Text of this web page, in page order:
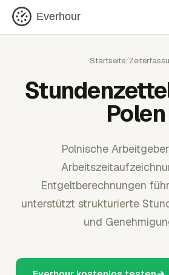
Everhour
Startseite/
Polen
Polnische
Entgeltberechnungen
unterstützt strukturierte
und